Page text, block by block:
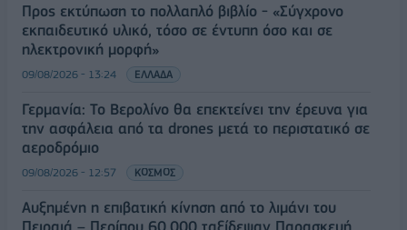
Προς εκτύπωση το πολλαπλό βιβλίο - «Σύγχρονο
εκπαιδευτικό υλικό, τόσο σε έντυπη όσο και σε
ηλεκτρονική μορφή»
09/08/2026 - 13:24 ΕΛΛΑΔΑ
Γερμανία: Το Βερολίνο θα επεκτείνει την έρευνα για
την ασφάλεια από τα drones μετά το περιστατικό σε
αεροδρόμιο
09/08/2026 - 12:57 ΚΟΣΜΟΣ
Αυξημένη η επιβατική κίνηση από το λιμάνι του
Πειραιά – Περίπου 60.000 ταξίδεψαν Παρασκευή